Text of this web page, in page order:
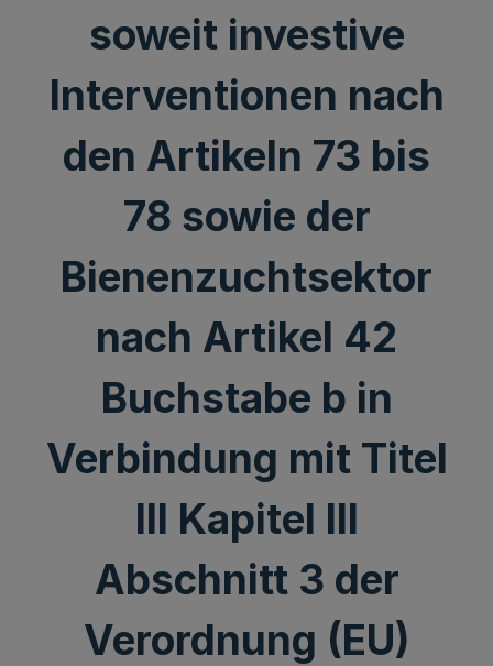
soweit investive
Interventionen nach
den Artikeln 73 bis
78 sowie der
Bienenzuchtsektor
nach Artikel 42
Buchstabe b in
Verbindung mit Titel
III Kapitel III
Abschnitt 3 der
Verordnung (EU)